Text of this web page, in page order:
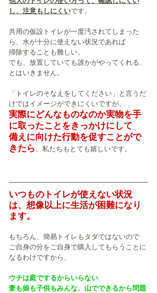
し、注意もしにくいです。
共用の仮設トイレが一度汚されてしまった
ら、水が十分に使えない状況であれば
掃除することも難しい。
でも、放置していても誰かがやってくれる、
とはいきません。
「トイレのそなえをしてください」と言うだ
けではイメージができにくいですが、
実際にどんなものなのか実物を手
に取ったことをきっかけにして
備えに向けた行動を促すことがで
きたら、私たちもとても嬉しいです。
いつものトイレが使えない状況
は、想像以上に生活が困難になり
ます。
もちろん、簡易トイレもタダではないので
ご自身の分をご自身で購入してもらうことに
なるわけですから、
ウチは庭でするからいらない
妻も娘も子供もみんな、山でできるから問題